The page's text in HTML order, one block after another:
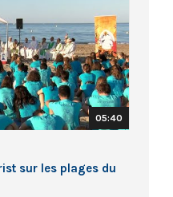
05:40
sur les plages du